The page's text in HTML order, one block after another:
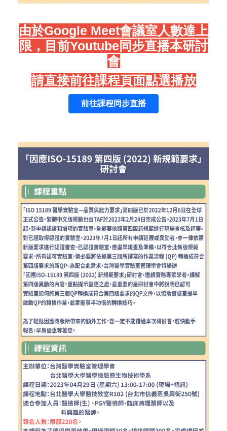
由於Google Meet會議室人數達上
限，目前Youtube同步直播本研討
會
請直接前往課程頁面點選播放
前往課程同步直播